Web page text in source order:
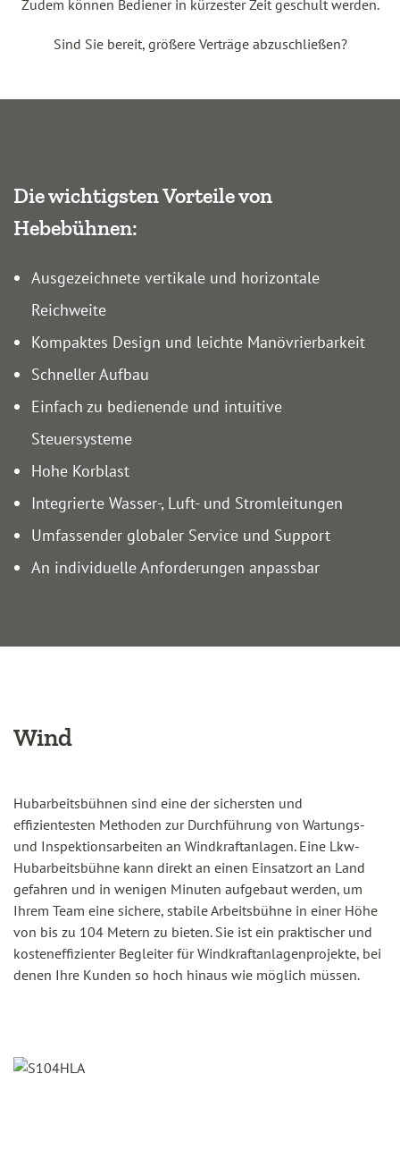
Zudem können Bediener in kürzester Zeit geschult werden.
Sind Sie bereit, größere Verträge abzuschließen?
Die wichtigsten Vorteile von
Hebebühnen:
Ausgezeichnete vertikale und horizontale
Reichweite
Kompaktes Design und leichte Manövrierbarkeit
Schneller Aufbau
Einfach zu bedienende und intuitive
Steuersysteme
Hohe Korblast
Integrierte Wasser-, Luft- und Stromleitungen
Umfassender globaler Service und Support
An individuelle Anforderungen anpassbar
Wind
Hubarbeitsbühnen sind eine der sichersten und
effizientesten Methoden zur Durchführung von Wartungs-
und Inspektionsarbeiten an Windkraftanlagen. Eine Lkw-
Hubarbeitsbühne kann direkt an einen Einsatzort an Land
gefahren und in wenigen Minuten aufgebaut werden, um
Ihrem Team eine sichere, stabile Arbeitsbühne in einer Höhe
von bis zu 104 Metern zu bieten. Sie ist ein praktischer und
kosteneffizienter Begleiter für Windkraftanlagenprojekte, bei
denen Ihre Kunden so hoch hinaus wie möglich müssen.